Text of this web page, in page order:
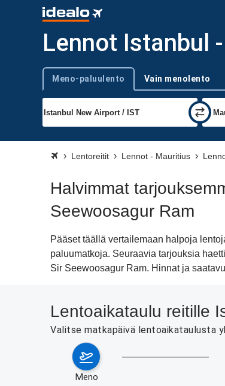
Lennot Istanbul
Trip type
Meno-paluulento Vain menolento
Lentoreitit Lennot - Mauritius
Halvimmat
Seewoosagur Ram
Pääset täällä vertailemaan halpoja
paluumatkoja. Seuraavia tarjouksia
Sir Seewoosagur Ram. Hinnat ja
Lentoaikataulu reitille
Valitse matkapäivä lentoaikataulusta
meno